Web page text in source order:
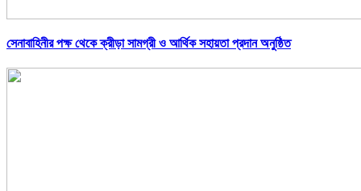
সেনাবাহিনীর পক্ষ থেকে ক্রীড়া সামগ্রী ও আর্থিক সহায়তা প্রদান অনুষ্ঠিত